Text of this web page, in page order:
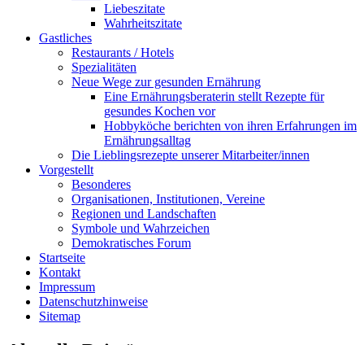
Liebeszitate
Wahrheitszitate
Gastliches
Restaurants / Hotels
Spezialitäten
Neue Wege zur gesunden Ernährung
Eine Ernährungsberaterin stellt Rezepte für
gesundes Kochen vor
Hobbyköche berichten von ihren Erfahrungen im
Ernährungsalltag
Die Lieblingsrezepte unserer Mitarbeiter/innen
Vorgestellt
Besonderes
Organisationen, Institutionen, Vereine
Regionen und Landschaften
Symbole und Wahrzeichen
Demokratisches Forum
Startseite
Kontakt
Impressum
Datenschutzhinweise
Sitemap